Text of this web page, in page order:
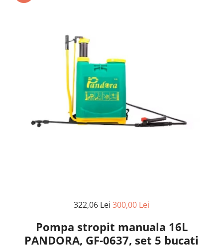
322,06 Lei300,00 Lei
Pompa stropit manuala 16L
PANDORA, GF-0637, set 5 bucati